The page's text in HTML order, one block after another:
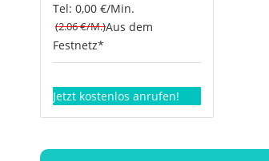
Tel: 0,00 €/Min.
(2.06 €/M.)Aus dem
Festnetz*
Jetzt kostenlos anrufen!